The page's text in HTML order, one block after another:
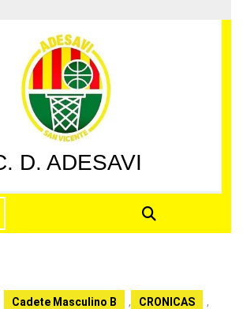
D. ADESAVI
apertura
Cadete Masculino B , CRONICAS ,